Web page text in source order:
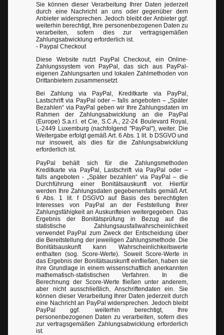
Sie können dieser Verarbeitung Ihrer Daten jederzeit
durch eine Nachricht an uns oder gegenüber dem
Anbieter widersprechen. Jedoch bleibt der Anbieter ggf.
weiterhin berechtigt, Ihre personenbezogenen Daten zu
verarbeiten, sofern dies zur vertragsgemäßen
Zahlungsabwicklung erforderlich ist.
- Paypal Checkout
Diese Website nutzt PayPal Checkout, ein Online-
Zahlungssystem von PayPal, das sich aus PayPal-
eigenen Zahlungsarten und lokalen Zahlmethoden von
Drittanbietern zusammensetzt.
Bei Zahlung via PayPal, Kreditkarte via PayPal,
Lastschrift via PayPal oder – falls angeboten – „Später
Bezahlen“ via PayPal geben wir Ihre Zahlungsdaten im
Rahmen der Zahlungsabwicklung an die PayPal
(Europe) S.a.r.l. et Cie, S.C.A., 22-24 Boulevard Royal,
L-2449 Luxemburg (nachfolgend "PayPal"), weiter. Die
Weitergabe erfolgt gemäß Art. 6 Abs. 1 lit. b DSGVO und
nur insoweit, als dies für die Zahlungsabwicklung
erforderlich ist.
PayPal behält sich für die Zahlungsmethoden
Kreditkarte via PayPal, Lastschrift via PayPal oder –
falls angeboten - „Später bezahlen“ via PayPal – die
Durchführung einer Bonitätsauskunft vor. Hierfür
werden Ihre Zahlungsdaten gegebenenfalls gemäß Art.
6 Abs. 1 lit. f DSGVO auf Basis des berechtigten
Interesses von PayPal an der Feststellung Ihrer
Zahlungsfähigkeit an Auskunfteien weitergegeben. Das
Ergebnis der Bonitätsprüfung in Bezug auf die
statistische Zahlungsausfallwahrscheinlichkeit
verwendet PayPal zum Zweck der Entscheidung über
die Bereitstellung der jeweiligen Zahlungsmethode. Die
Bonitätsauskunft kann Wahrscheinlichkeitswerte
enthalten (sog. Score-Werte). Soweit Score-Werte in
das Ergebnis der Bonitätsauskunft einfließen, haben sie
ihre Grundlage in einem wissenschaftlich anerkannten
mathematisch-statistischen Verfahren. In die
Berechnung der Score-Werte fließen unter anderem,
aber nicht ausschließlich, Anschriftendaten ein. Sie
können dieser Verarbeitung Ihrer Daten jederzeit durch
eine Nachricht an PayPal widersprechen. Jedoch bleibt
PayPal ggf. weiterhin berechtigt, Ihre
personenbezogenen Daten zu verarbeiten, sofern dies
zur vertragsgemäßen Zahlungsabwicklung erforderlich
ist.